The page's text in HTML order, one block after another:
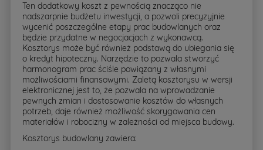
Ten dodatkowy koszt z pewnością znacząco nie
nadszarpnie budżetu inwestycji, a pozwoli precyzyjnie
wycenić poszczególne etapy prac budowlanych oraz
będzie przydatne w negocjacjach z wykonawcą.
Kosztorys może być również podstawą do ubiegania się
o kredyt hipoteczny. Narzędzie to pozwala stworzyć
harmonogram prac ściśle powiązany z własnymi
możliwościami finansowymi. Zaletą kosztorysu w wersji
elektronicznej jest to, że pozwala na wprowadzanie
pewnych zmian i dostosowanie kosztów do własnych
potrzeb, daje również możliwość skorygowania cen
materiałów i robocizny w zależności od miejsca budowy.
Kosztorys budowlany zawiera: